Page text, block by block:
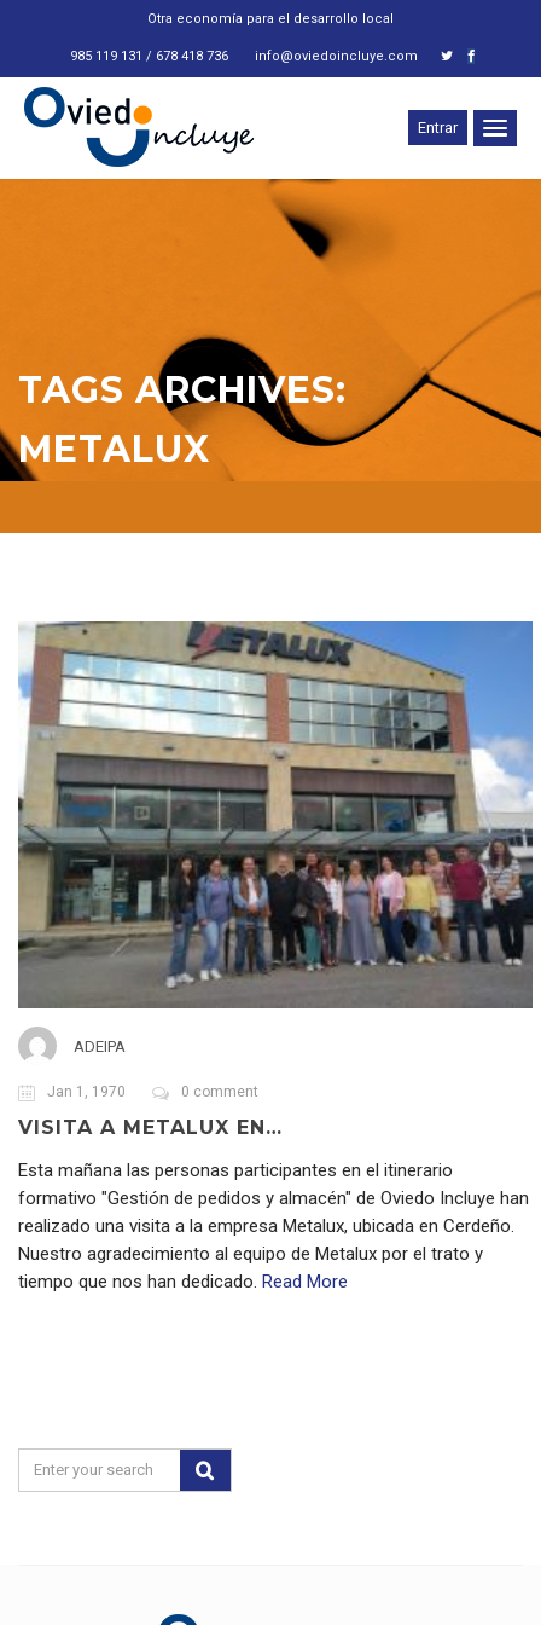
Otra economía para el desarrollo local
985 119 131 / 678 418 736 info@oviedoincluye.com
Entrar
TAGS ARCHIVES:
METALUX
ADEIPA
Jan 1, 1970 0 comment
VISITA A METALUX EN…
Esta mañana las personas participantes en el itinerario
formativo "Gestión de pedidos y almacén" de Oviedo Incluye han
realizado una visita a la empresa Metalux, ubicada en Cerdeño.
Nuestro agradecimiento al equipo de Metalux por el trato y
tiempo que nos han dedicado. Read More